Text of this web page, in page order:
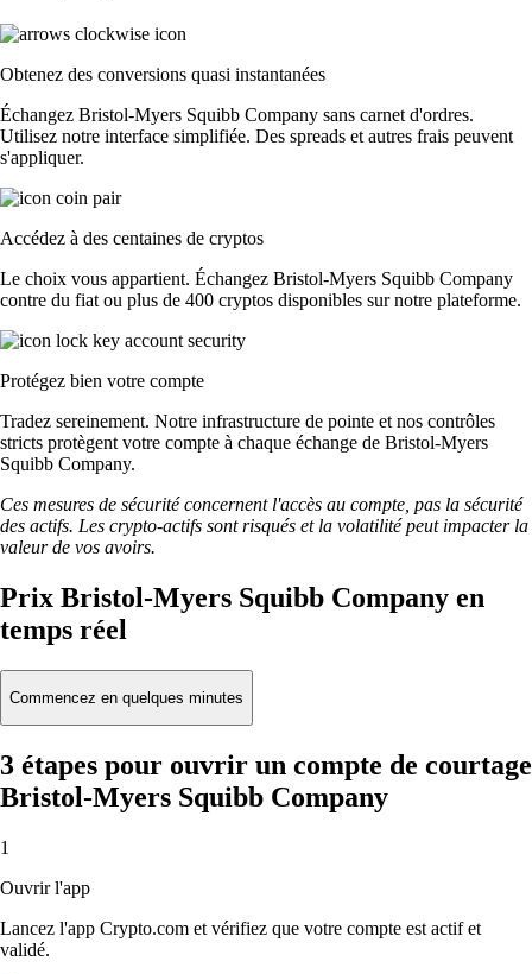
Obtenez des conversions quasi instantanées
Échangez Bristol-Myers Squibb Company sans carnet d'ordres.
Utilisez notre interface simplifiée. Des spreads et autres frais peuvent
s'appliquer.
Accédez à des centaines de cryptos
Le choix vous appartient. Échangez Bristol-Myers Squibb Company
contre du fiat ou plus de 400 cryptos disponibles sur notre plateforme.
Protégez bien votre compte
Tradez sereinement. Notre infrastructure de pointe et nos contrôles
stricts protègent votre compte à chaque échange de Bristol-Myers
Squibb Company.
Ces mesures de sécurité concernent l'accès au compte, pas la sécurité
des actifs. Les crypto-actifs sont risqués et la volatilité peut impacter la
valeur de vos avoirs.
Prix Bristol-Myers Squibb Company en
temps réel
Commencez en quelques minutes
3 étapes pour ouvrir un compte de courtage
Bristol-Myers Squibb Company
1
Ouvrir l'app
Lancez l'app Crypto.com et vérifiez que votre compte est actif et
validé.